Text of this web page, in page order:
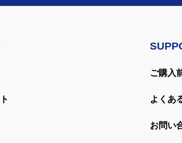
ご購入
よくあ
お問い